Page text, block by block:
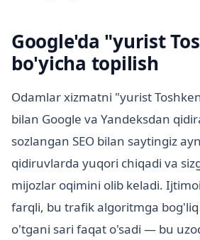
Google'da "yurist
bo'yicha topilish
Odamlar xizmatni "yurist
bilan Google va Yandeksdan
sozlangan SEO bilan saytingiz
qidiruvlarda yuqori chiqadi va
mijozlar oqimini olib keladi.
farqli, bu trafik algoritmga
o'tgani sari faqat o'sadi — bu